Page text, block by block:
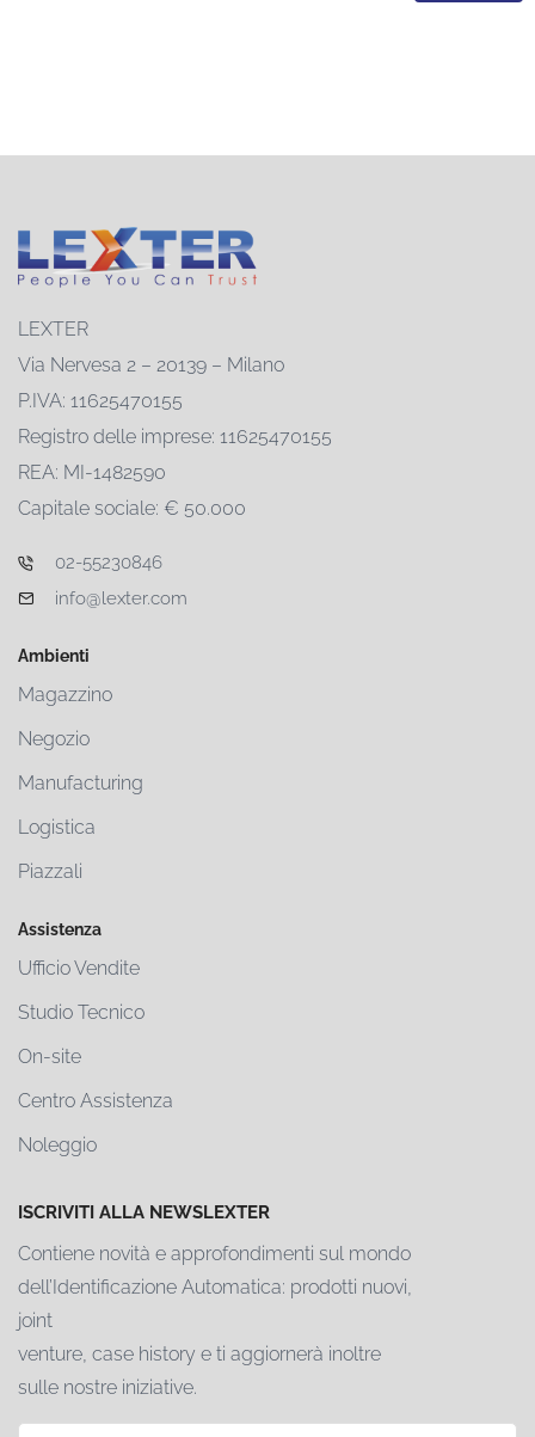
LEXTER
Via Nervesa 2 – 20139 – Milano
P.IVA: 11625470155
Registro delle imprese: 11625470155
REA: MI-1482590
Capitale sociale: € 50.000
02-55230846
info@lexter.com
Ambienti
Magazzino
Negozio
Manufacturing
Logistica
Piazzali
Assistenza
Ufficio Vendite
Studio Tecnico
On-site
Centro Assistenza
Noleggio
ISCRIVITI ALLA NEWSLEXTER
Contiene novità e approfondimenti sul mondo
dell’Identificazione Automatica: prodotti nuovi,
joint
venture, case history e ti aggiornerà inoltre
sulle nostre iniziative.